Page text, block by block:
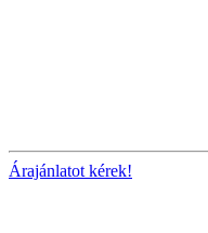
Árajánlatot kérek!